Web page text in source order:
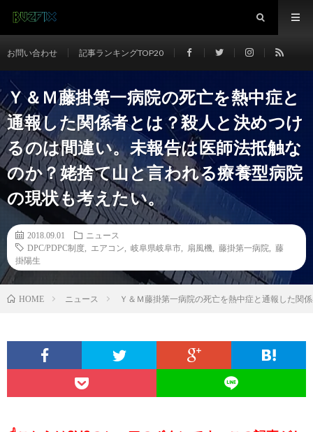
お問い合わせ 記事ランキングTOP20
Ｙ＆Ｍ藤掛第一病院の死亡を熱中症と
通報した関係者とは？殺人と決めつけ
るのは間違い。未報告は医師法抵触な
のか？姥捨て山と言われる療養型病院
の現状も考えたい。
2018.09.01
ニュース
DPC/PDPC制度
エアコン 岐阜県岐阜市 扇風機 藤掛第一病院
藤
掛陽生
HOME ニュース Ｙ＆Ｍ藤掛第一病院の死亡を熱中症と通報した関